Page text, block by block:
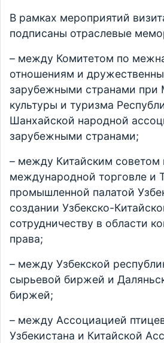
В рамках мероприятий
подписаны отраслевые
– между Комитетом по
отношениям и
зарубежными странами при
культуры и туризма
Шанхайской народной
зарубежными странами;
– между Китайским советом
международной торговле и
промышленной палатой
создании Узбекско-
сотрудничеству в области
права;
– между Узбекской
сырьевой биржей и
биржей;
– между Ассоциацией
Узбекистана и Китайской